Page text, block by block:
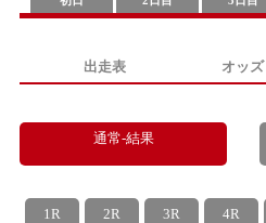
出走表 オッズ
通常-結果
1R 2R 3R 4R